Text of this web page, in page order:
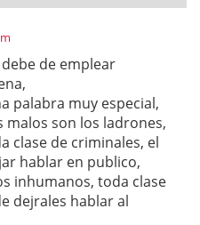
de emplear
palabra muy especial,
son los ladrones,
clase de criminales, el
hablar en publico,
inhumanos, toda clase
dejrales hablar al